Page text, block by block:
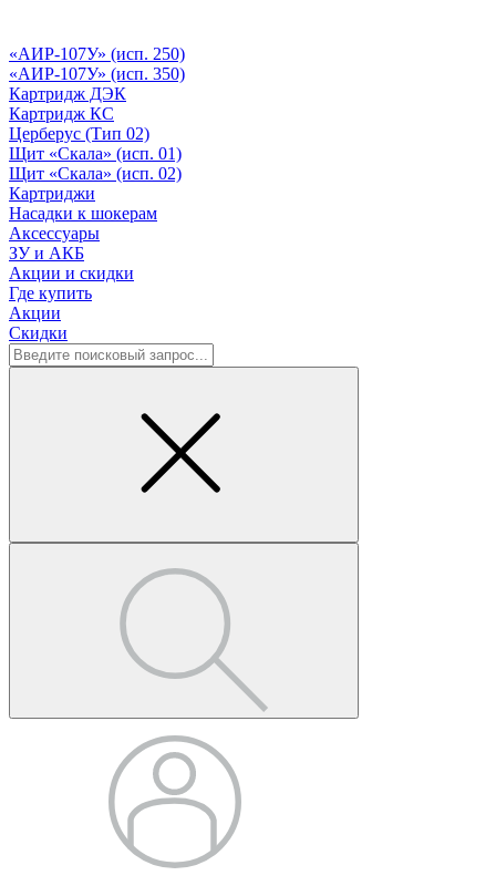
«АИР-107У» (исп. 250)
«АИР-107У» (исп. 350)
Картридж ДЭК
Картридж КС
Церберус (Тип 02)
Щит «Скала» (исп. 01)
Щит «Скала» (исп. 02)
Картриджи
Насадки к шокерам
Аксессуары
ЗУ и АКБ
Акции и скидки
Где купить
Акции
Скидки